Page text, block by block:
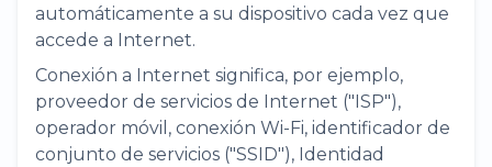
automáticamente a su dispositivo cada vez que
accede a Internet.
Conexión a Internet significa, por ejemplo,
proveedor de servicios de Internet ("ISP"),
operador móvil, conexión Wi-Fi, identificador de
conjunto de servicios ("SSID"), Identidad